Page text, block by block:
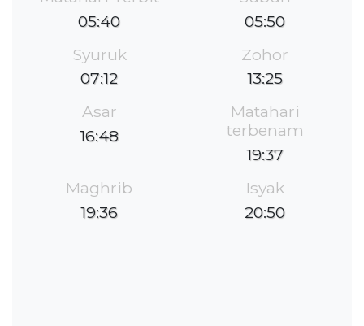
05:40
05:50
Syuruk
07:12
Zohor
13:25
Asar
16:48
Matahari
terbenam
19:37
Maghrib
19:36
Isyak
20:50